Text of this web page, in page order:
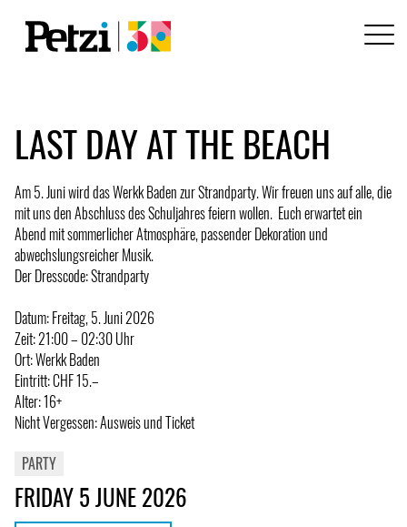
LAST DAY AT THE BEACH
Am 5. Juni wird das Werkk Baden zur Strandparty. Wir freuen uns auf alle, die
mit uns den Abschluss des Schuljahres feiern wollen. Euch erwartet ein
Abend mit sommerlicher Atmosphäre, passender Dekoration und
abwechslungsreicher Musik.
Der Dresscode: Strandparty
Datum: Freitag, 5. Juni 2026
Zeit: 21:00 – 02:30 Uhr
Ort: Werkk Baden
Eintritt: CHF 15.–
Alter: 16+
Nicht Vergessen: Ausweis und Ticket
PARTY
FRIDAY 5 JUNE 2026